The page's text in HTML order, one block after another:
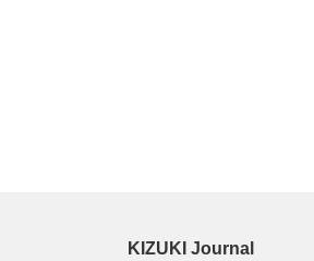
KIZUKI Journal